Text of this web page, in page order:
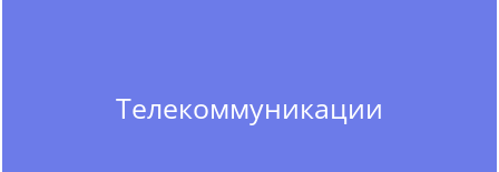
Телекоммуникации